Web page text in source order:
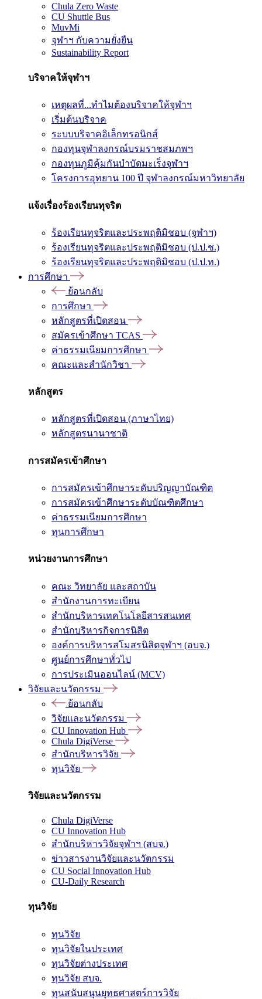
Chula Zero Waste
CU Shuttle Bus
MuvMi
จุฬาฯ กับความยั่งยืน
Sustainability Report
บริจาคให้จุฬาฯ
เหตุผลที่...ทำไมต้องบริจาคให้จุฬาฯ
เริ่มต้นบริจาค
ระบบบริจาคอิเล็กทรอนิกส์
กองทุนจุฬาลงกรณ์บรมราชสมภพฯ
กองทุนภูมิคุ้มกันบำบัดมะเร็งจุฬาฯ
โครงการอุทยาน 100 ปี จุฬาลงกรณ์มหาวิทยาลัย
แจ้งเรื่องร้องเรียนทุจริต
ร้องเรียนทุจริตและประพฤติมิชอบ (จุฬาฯ)
ร้องเรียนทุจริตและประพฤติมิชอบ (ป.ป.ช.)
ร้องเรียนทุจริตและประพฤติมิชอบ (ป.ป.ท.)
การศึกษา
ย้อนกลับ
การศึกษา
หลักสูตรที่เปิดสอน
สมัครเข้าศึกษา TCAS
ค่าธรรมเนียมการศึกษา
คณะและสำนักวิชา
หลักสูตร
หลักสูตรที่เปิดสอน (ภาษาไทย)
หลักสูตรนานาชาติ
การสมัครเข้าศึกษา
การสมัครเข้าศึกษาระดับปริญญาบัณฑิต
การสมัครเข้าศึกษาระดับบัณฑิตศึกษา
ค่าธรรมเนียมการศึกษา
ทุนการศึกษา
หน่วยงานการศึกษา
คณะ วิทยาลัย และสถาบัน
สำนักงานการทะเบียน
สำนักบริหารเทคโนโลยีสารสนเทศ
สำนักบริหารกิจการนิสิต
องค์การบริหารสโมสรนิสิตจุฬาฯ (อบจ.)
ศูนย์การศึกษาทั่วไป
การประเมินออนไลน์ (MCV)
วิจัยและนวัตกรรม
ย้อนกลับ
วิจัยและนวัตกรรม
CU Innovation Hub
Chula DigiVerse
สำนักบริหารวิจัย
ทุนวิจัย
วิจัยและนวัตกรรม
Chula DigiVerse
CU Innovation Hub
สำนักบริหารวิจัยจุฬาฯ (สบจ.)
ข่าวสารงานวิจัยและนวัตกรรม
CU Social Innovation Hub
CU-Daily Research
ทุนวิจัย
ทุนวิจัย
ทุนวิจัยในประเทศ
ทุนวิจัยต่างประเทศ
ทุนวิจัย สบจ.
ทุนสนับสนุนยุทธศาสตร์การวิจัย